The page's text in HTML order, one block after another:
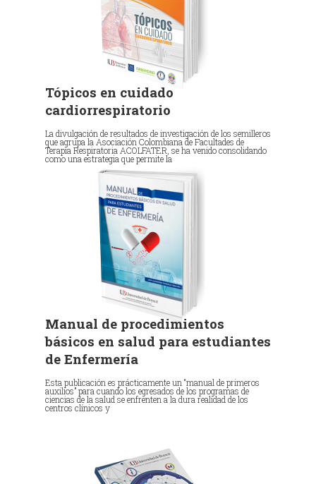
Tópicos en cuidado
cardiorrespiratorio
La divulgación de resultados de investigación de los semilleros
que agrupa la Asociación Colombiana de Facultades de
Terapia Respiratoria ACOLFATER, se ha venido consolidando
como una estrategia que permite la
Manual de procedimientos
básicos en salud para estudiantes
de Enfermería
Esta publicación es prácticamente un “manual de primeros
auxilios” para cuando los egresados de los programas de
ciencias de la salud se enfrenten a la dura realidad de los
centros clínicos y